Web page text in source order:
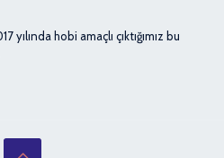
yılında hobi amaçlı çıktığımız bu